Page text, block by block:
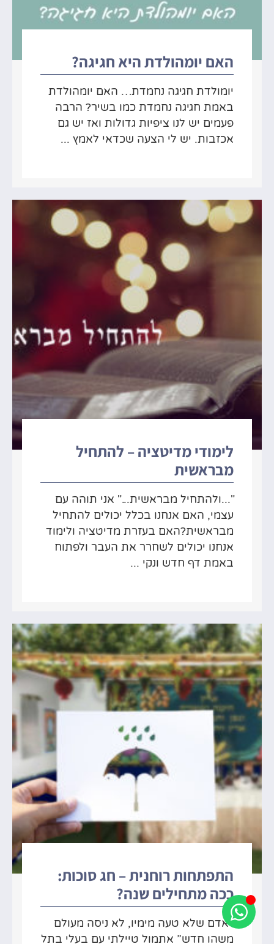
האם יומהולדת היא חגיגה?
יומולדת חגיגה נחמדת… האם יומהולדת
באמת חגיגה נחמדת כמו בשיר? הרבה
פעמים יש לנו ציפיות גדולות ואז יש גם
אכזבות. יש לי הצעה שכדאי לאמץ ...
לימודי מדיטציה – להתחיל
מבראשית
"...ולהתחיל מבראשית..." אני תוהה עם
עצמי, האם אנחנו בכלל יכולים להתחיל
מבראשית?האם בעזרת מדיטציה ולימוד
אנחנו יכולים לשחרר את העבר ולפתוח
באמת דף חדש ונקי ...
התפתחות רוחנית – חג סוכות:
ככה מתחילים שנה?
“אדם שלא טעה מימיו, לא ניסה מעולם
משהו חדש” אתמול טיילתי עם בעלי בתל